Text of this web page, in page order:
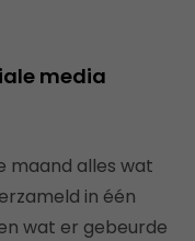
media
maand alles wat
in één
wat er gebeurde